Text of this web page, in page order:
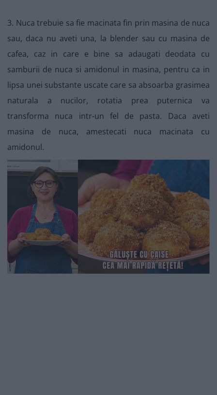
3. Nuca trebuie sa fie macinata fin prin masina de nuca
sau, daca nu aveti una, la blender sau cu masina de
cafea, caz in care e bine sa adaugati deodata cu
samburii de nuca si amidonul in masina, pentru ca in
lipsa unei substante uscate care sa absoarba grasimea
naturala a nucilor, rotatia prea puternica va
transforma nuca intr-un fel de pasta. Daca aveti
masina de nuca, amestecati nuca macinata cu
amidonul.